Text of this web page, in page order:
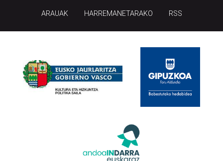
ARAUAK HARREMANETARAKO RSS